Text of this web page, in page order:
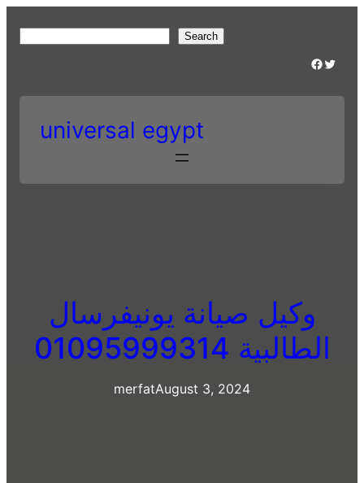
r
Search
Facebook Twitter
universal egypt
وكيل صيانة يونيفرسال
الطالبية 01095999314
merfatAugust 3, 2024